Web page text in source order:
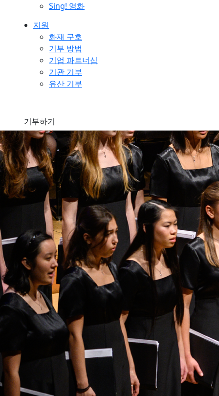
Sing! 영화
지원
화재 구호
기부 방법
기업 파트너십
기관 기부
유산 기부
기부하기